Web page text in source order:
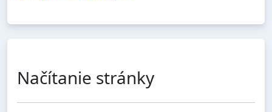
Načítanie stránky